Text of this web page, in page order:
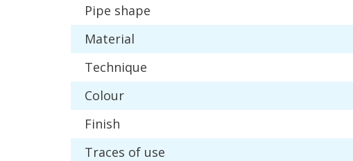
Pipe shape
Material
Technique
Colour
Finish
Traces of use